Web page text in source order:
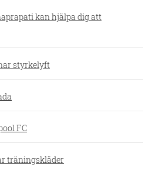
kan hjälpa dig att
styrkelyft
FC
träningskläder